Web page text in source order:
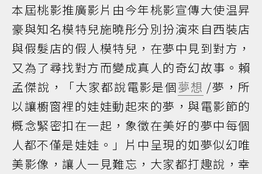
本屆桃影推廣影片由今年桃影宣傳大使温昇
豪與知名模特兒施曉彤分別扮演來自西裝店
與假髮店的假人模特兒，在夢中見到對方，
又為了尋找對方而變成真人的奇幻故事。賴
孟傑說，「大家都說電影是個夢想 /夢，所
以讓櫥窗裡的娃娃動起來的夢，與電影節的
概念緊密扣在一起，象徵在美好的夢中每個
人都不僅是娃娃。」片中呈現的如夢似幻唯
美影像，讓人一見難忘，大家都打趣說，幸